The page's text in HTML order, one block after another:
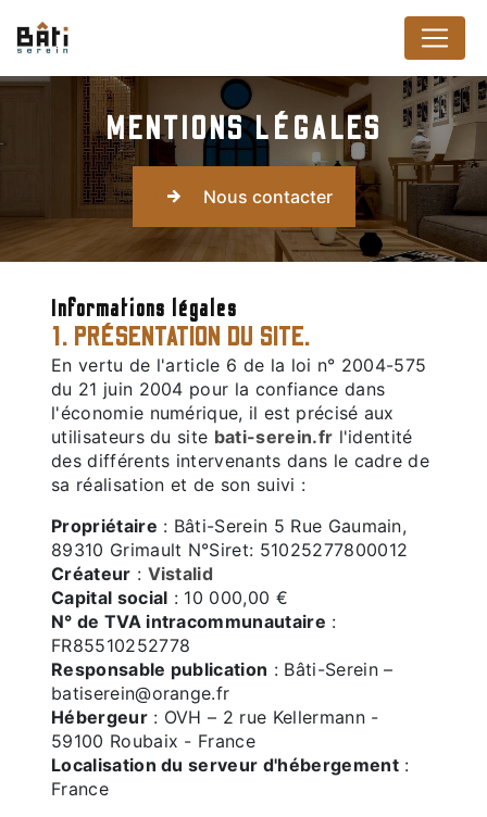
MENTIONS LÉGALES
Nous contacter
Informations légales
1. PRÉSENTATION DU SITE.
En vertu de l'article 6 de la loi n° 2004-575
du 21 juin 2004 pour la confiance dans
l'économie numérique, il est précisé aux
utilisateurs du site bati-serein.fr l'identité
des différents intervenants dans le cadre de
sa réalisation et de son suivi :
Propriétaire : Bâti-Serein 5 Rue Gaumain,
89310 Grimault N°Siret: 51025277800012
Créateur : Vistalid
Capital social : 10 000,00 €
N° de TVA intracommunautaire :
FR85510252778
Responsable publication : Bâti-Serein –
batiserein@orange.fr
Hébergeur: OVH – 2 rue Kellermann -
59100 Roubaix - France
Localisation du serveur d'hébergement:
France